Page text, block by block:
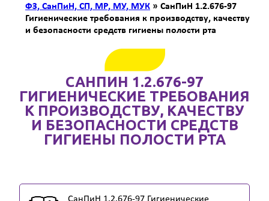
ФЗ, СанПиН, СП, МР, МУ, МУК » СанПиН 1.2.676-97
Гигиенические требования к производству, качеству
и безопасности средств гигиены полости рта
САНПИН 1.2.676-97
ГИГИЕНИЧЕСКИЕ ТРЕБОВАНИЯ
К ПРОИЗВОДСТВУ, КАЧЕСТВУ
И БЕЗОПАСНОСТИ СРЕДСТВ
ГИГИЕНЫ ПОЛОСТИ РТА